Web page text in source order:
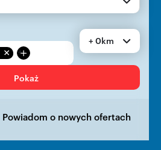
+
+ 0km
Pokaż
Powiadom o nowych ofertach